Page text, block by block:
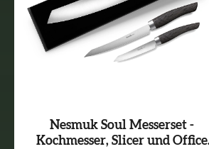
Nesmuk Soul Messerset -
Kochmesser, Slicer und Office